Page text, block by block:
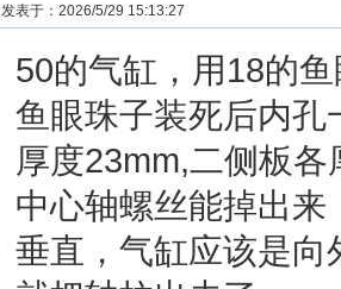
发表于：2026/5/29 15:13:27
50的气缸，用18的
鱼眼珠子装死后内
厚度23mm,二侧板各
中心轴螺丝能掉出
垂直，气缸应该是